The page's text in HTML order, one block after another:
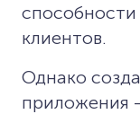
способности
клиентов.
Однако
приложения